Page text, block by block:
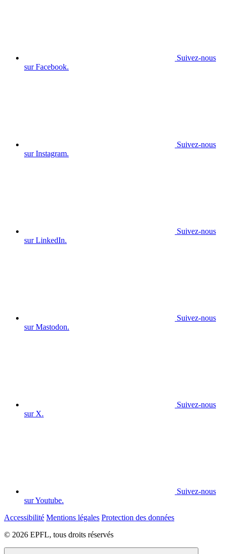
Suivez-nous
sur Facebook.
Suivez-nous
sur Instagram.
Suivez-nous
sur LinkedIn.
Suivez-nous
sur Mastodon.
Suivez-nous
sur X.
Suivez-nous
sur Youtube.
Accessibilité Mentions légales Protection des données
© 2026 EPFL, tous droits réservés